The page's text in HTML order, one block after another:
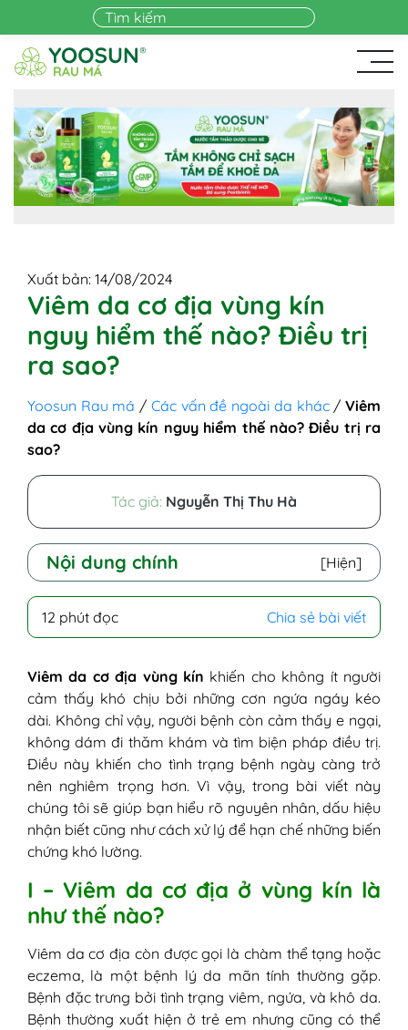
Skip to main content
Xuất bản: 14/08/2024
Viêm da cơ địa vùng kín
nguy hiểm thế nào? Điều trị
ra sao?
Yoosun Rau má / Các vấn đề ngoài da khác/Viêm
da cơ địa vùng kín nguy hiểm thế nào? Điều trị ra
sao?
Tác giả: Nguyễn Thị Thu Hà
Nội dung chính [Hiện]
nào?
III - Làm sao để nhận biết viêm da cơ địa
vùng kín chính xác?
IV - Viêm da cơ địa vùng kín có nguy hiểm
không?
V - Bệnh viêm da cơ địa vùng kín có lây
nhiễm không?
VI - Khi bị viêm da cơ địa vùng kín nên điều
trị bằng cách nào cho hiệu quả?
1. Trị viêm da cơ địa vùng kín bằng
2. Điều trị viêm da cơ địa vùng kín
bằng thuốc tây y
viêm da cơ địa ở vùng kín
12 phút đọc Chia sẻ bài viết
Viêm da cơ địa vùng kín khiến cho không ít người
cảm thấy khó chịu bởi những cơn ngứa ngáy kéo
dài. Không chỉ vậy, người bệnh còn cảm thấy e ngại,
không dám đi thăm khám và tìm biện pháp điều trị.
Điều này khiến cho tình trạng bệnh ngày càng trở
nên nghiêm trọng hơn. Vì vậy, trong bài viết này
chúng tôi sẽ giúp bạn hiểu rõ nguyên nhân, dấu hiệu
nhận biết cũng như cách xử lý để hạn chế những biến
chứng khó lường.
I – Viêm da cơ địa ở vùng kín là
như thế nào?
Viêm da cơ địa còn được gọi là chàm thể tạng hoặc
eczema, là một bệnh lý da mãn tính thường gặp.
Bệnh đặc trưng bởi tình trạng viêm, ngứa, và khô da.
Bệnh thường xuất hiện ở trẻ em nhưng cũng có thể